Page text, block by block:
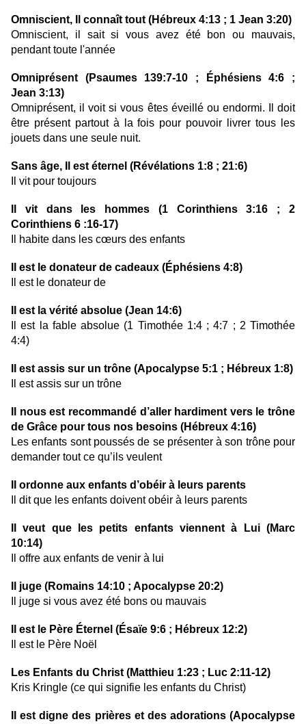
Omniscient, Il connaît tout (Hébreux 4:13 ; 1 Jean 3:20)
Omniscient, il sait si vous avez été bon ou mauvais,
pendant toute l'année
Omniprésent (Psaumes 139:7-10 ; Éphésiens 4:6 ;
Jean 3:13)
Omniprésent, il voit si vous êtes éveillé ou endormi. Il doit
être présent partout à la fois pour pouvoir livrer tous les
jouets dans une seule nuit.
Sans âge, Il est éternel (Révélations 1:8 ; 21:6)
Il vit pour toujours
Il vit dans les hommes (1 Corinthiens 3:16 ; 2
Corinthiens 6 :16-17)
Il habite dans les cœurs des enfants
Il est le donateur de cadeaux (Éphésiens 4:8)
Il est le donateur de
Il est la vérité absolue (Jean 14:6)
Il est la fable absolue (1 Timothée 1:4 ; 4:7 ; 2 Timothée
4:4)
Il est assis sur un trône (Apocalypse 5:1 ; Hébreux 1:8)
Il est assis sur un trône
Il nous est recommandé d’aller hardiment vers le trône
de Grâce pour tous nos besoins (Hébreux 4:16)
Les enfants sont poussés de se présenter à son trône pour
demander tout ce qu’ils veulent
Il ordonne aux enfants d’obéir à leurs parents
Il dit que les enfants doivent obéir à leurs parents
Il veut que les petits enfants viennent à Lui (Marc
10:14)
Il offre aux enfants de venir à lui
Il juge (Romains 14:10 ; Apocalypse 20:2)
Il juge si vous avez été bons ou mauvais
Il est le Père Éternel (Ésaïe 9:6 ; Hébreux 12:2)
Il est le Père Noël
Les Enfants du Christ (Matthieu 1:23 ; Luc 2:11-12)
Kris Kringle (ce qui signifie les enfants du Christ)
Il est digne des prières et des adorations (Apocalypse